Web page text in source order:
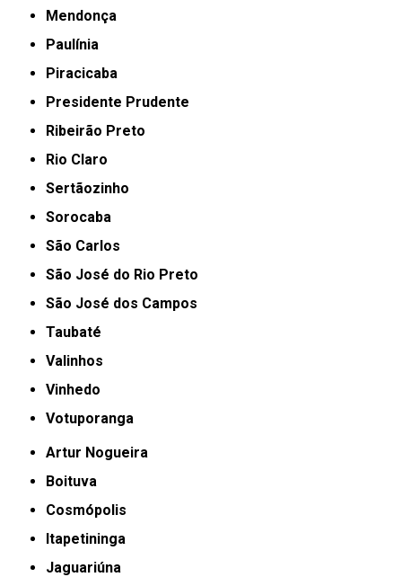
Mendonça
Paulínia
Piracicaba
Presidente Prudente
Ribeirão Preto
Rio Claro
Sertãozinho
Sorocaba
São Carlos
São José do Rio Preto
São José dos Campos
Taubaté
Valinhos
Vinhedo
Votuporanga
Artur Nogueira
Boituva
Cosmópolis
Itapetininga
Jaguariúna